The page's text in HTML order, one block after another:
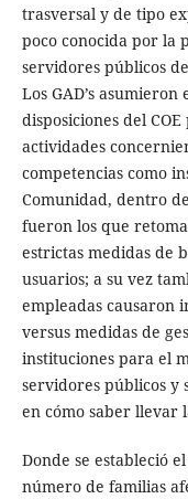
trasversal y de tipo
poco conocida por la
servidores públicos
Los GAD’s
disposiciones del
actividades
competencias como
Comunidad, dentro
fueron los que
estrictas medidas de
usuarios; a su vez
empleadas causaron
versus medidas de
instituciones para el
servidores públicos y
en cómo saber llevar
Donde se estableció
número de familias